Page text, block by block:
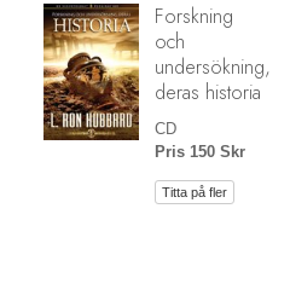
Forskning
och
undersökning,
deras historia
CD
Pris 150 Skr
Titta på fler